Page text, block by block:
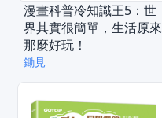
漫畫科普冷知識王5：世
界其實很簡單，生活原來
那麼好玩！
鋤見